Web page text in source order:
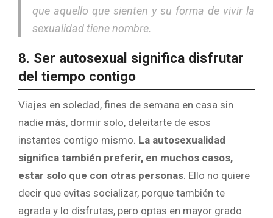
que aquello que sienten y su forma de vivir la
sexualidad tiene nombre.
8. Ser autosexual significa disfrutar
del tiempo contigo
Viajes en soledad, fines de semana en casa sin
nadie más, dormir solo, deleitarte de esos
instantes contigo mismo. La autosexualidad
significa también preferir, en muchos casos,
estar solo que con otras personas. Ello no quiere
decir que evitas socializar, porque también te
agrada y lo disfrutas, pero optas en mayor grado